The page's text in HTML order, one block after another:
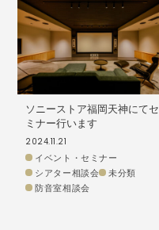
ソニーストア福岡天神にてセ
ミナー行います
2024.11.21
イベント・セミナー
シアター相談会
未分類
防音室相談会